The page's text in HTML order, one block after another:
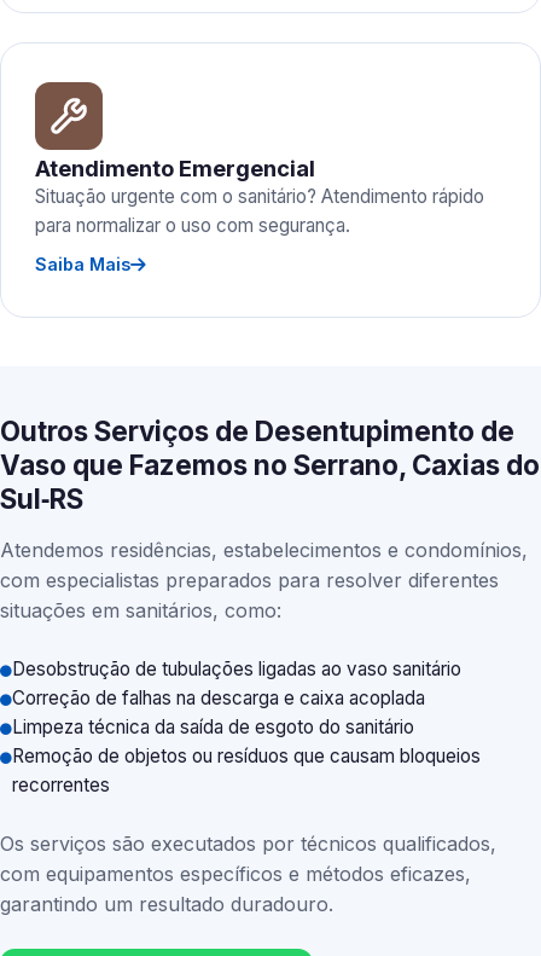
Atendimento Emergencial
Situação urgente com o sanitário? Atendimento rápido
para normalizar o uso com segurança.
Saiba Mais
Outros Serviços de Desentupimento de
Vaso que Fazemos no Serrano, Caxias do
Sul‑RS
Atendemos residências, estabelecimentos e condomínios,
com especialistas preparados para resolver diferentes
situações em sanitários, como:
Desobstrução de tubulações ligadas ao vaso sanitário
Correção de falhas na descarga e caixa acoplada
Limpeza técnica da saída de esgoto do sanitário
Remoção de objetos ou resíduos que causam bloqueios
recorrentes
Os serviços são executados por técnicos qualificados,
com equipamentos específicos e métodos eficazes,
garantindo um resultado duradouro.